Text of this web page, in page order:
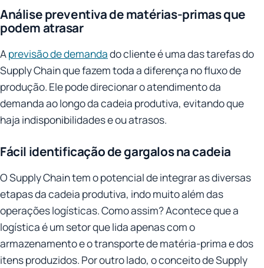
Análise preventiva de matérias-primas que
podem atrasar
Aprevisão de demandado cliente é uma das tarefas do
Supply Chain que fazem toda a diferença no fluxo de
produção. Ele pode direcionar o atendimento da
demanda ao longo da cadeia produtiva, evitando que
haja indisponibilidades e ou atrasos.
Fácil identificação de gargalos na cadeia
O Supply Chain tem o potencial de integrar as diversas
etapas da cadeia produtiva, indo muito além das
operações logísticas. Como assim? Acontece que a
logística é um setor que lida apenas com o
armazenamento e o transporte de matéria-prima e dos
itens produzidos. Por outro lado, o conceito de Supply